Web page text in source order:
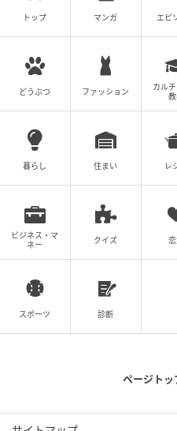
ちょっと簡単すぎますよね
いただくのも良いかもしれ
トップ マンガ エピ
どうぶつ ファッション
カルチ
暮らし 住まい レ
ビジネス・マ
ネー
クイズ
スポーツ 診断
ページトッ